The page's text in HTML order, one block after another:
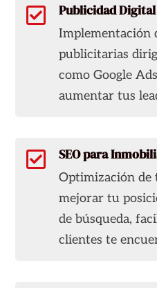
 Publicidad Digital
Implementación
publicitarias
como Google
aumentar tus
 SEO para
Optimización de
mejorar tu
de búsqueda,
clientes te